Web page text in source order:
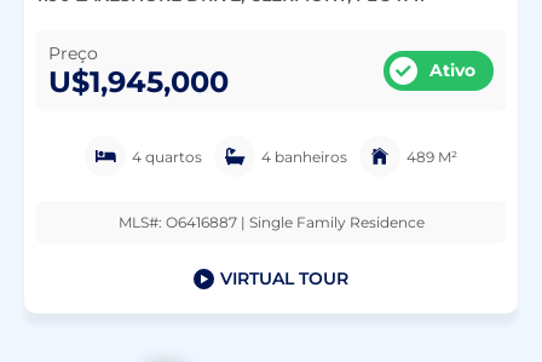
Preço
U$1,945,000 Ativo
4 quartos 4 banheiros 489 M²
MLS#: O6416887 | Single Family Residence
VIRTUAL TOUR